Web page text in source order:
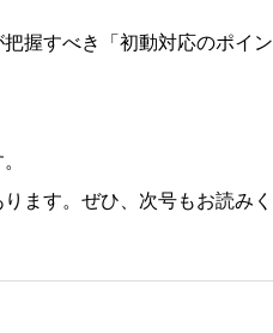
握すべき「初動対応のポイ
ます。ぜひ、次号もお読みく